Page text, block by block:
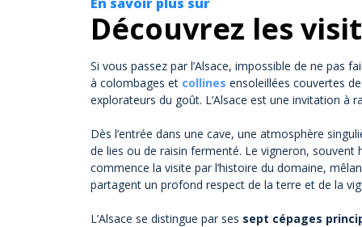
Découvrez les
Si vous passez par l’Alsace, impossible de ne pas
à colombages et collines ensoleillées couvertes
explorateurs du goût. L’Alsace est une invitation à
Dès l’entrée dans une cave, une atmosphère
de lies ou de raisin fermenté. Le vigneron, souvent
commence la visite par l’histoire du domaine,
partagent un profond respect de la terre et de la
L’Alsace se distingue par ses sept cépages